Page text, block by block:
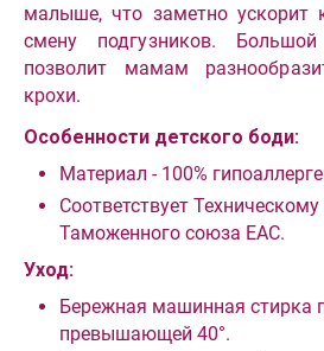
малыше, что заметно ускорит
смену подгузников.
позволит мамам
крохи.
Особенности детского боди:
Материал - 100%
Соответствует
Таможенного союза EAC.
Уход:
Бережная машинная стирка
превышающей 40°.